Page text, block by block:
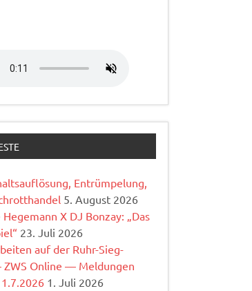
Entrümpelung,
5. August 2026
Hegemann X DJ Bonzay: „Das
23. Juli 2026
auf der Ruhr-Sieg-
ZWS Online — Meldungen
1. Juli 2026